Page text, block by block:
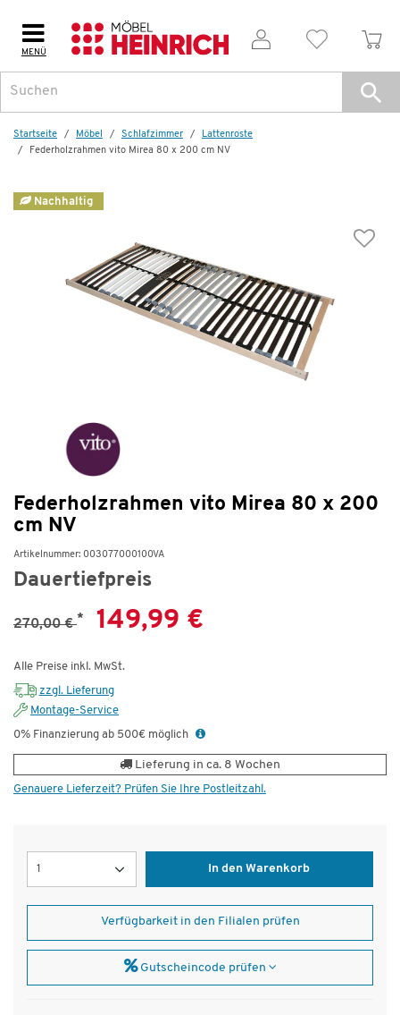
MENÜ
Startseite Möbel Schlafzimmer
Lattenroste
Federholzrahmen vito Mirea 80 x 200 cm NV
Nachhaltig
Federholzrahmen vito Mirea 80 x 200
cm NV
Artikelnummer: 003077000100VA
Dauertiefpreis
270,00 €* 149,99 €
Alle Preise inkl. MwSt.
zzgl. Lieferung
Montage-Service
0% Finanzierung ab 500€ möglich
Lieferung in ca. 8 Wochen
Genauere Lieferzeit? Prüfen Sie Ihre Postleitzahl.
In den Warenkorb
Verfügbarkeit in den Filialen prüfen
Gutscheincode prüfen